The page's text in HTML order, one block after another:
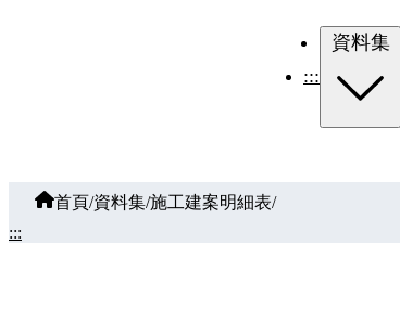
:::
資料集
首頁/資料集/施工建案明細表/
:::